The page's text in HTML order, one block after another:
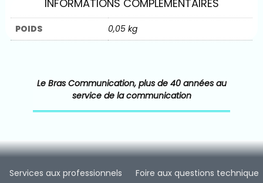
INFORMATIONS COMPLÉMENTAIRES
POIDS 0,05 kg
Le Bras Communication, plus de 40 années au
service de la communication
Services aux professionnels Foire aux questions technique